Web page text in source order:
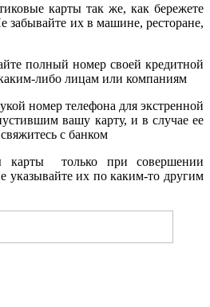
карты так же, как бережете
забывайте их в машине, ресторане,
полный номер своей кредитной
либо лицам или компаниям
номер телефона для экстренной
вашу карту, и в случае ее
с банком
карты только при совершении
указывайте их по каким-то другим